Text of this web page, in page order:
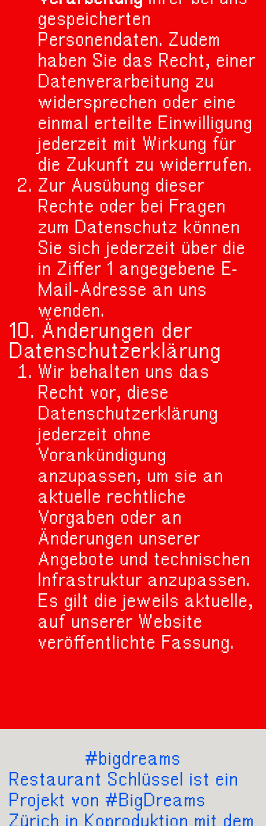
gespeicherten
Personendaten. Zudem
haben Sie das Recht, einer
Datenverarbeitung zu
widersprechen oder eine
einmal erteilte Einwilligung
jederzeit mit Wirkung für
die Zukunft zu widerrufen.
Zur Ausübung dieser
Rechte oder bei Fragen
zum Datenschutz können
Sie sich jederzeit über die
in Ziffer 1 angegebene E-
Mail-Adresse an uns
wenden.
10. Änderungen der
Datenschutzerklärung
Wir behalten uns das
Recht vor, diese
Datenschutzerklärung
jederzeit ohne
Vorankündigung
anzupassen, um sie an
aktuelle rechtliche
Vorgaben oder an
Änderungen unserer
Angebote und technischen
Infrastruktur anzupassen.
Es gilt die jeweils aktuelle,
auf unserer Website
veröffentlichte Fassung.
#bigdreams
Restaurant Schlüssel ist ein
Projekt von #BigDreams
Zürich in Koproduktion mit dem